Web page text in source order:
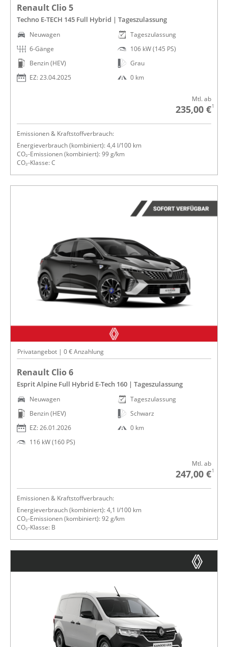
Renault Clio 5
Techno E-TECH 145 Full Hybrid | Tageszulassung
Neuwagen
6-Gänge
Benzin (HEV)
EZ: 23.04.2025
Tageszulassung
106 kW (145 PS)
Grau
0 km
Mtl. ab
235,00 €1
Emissionen & Kraftstoffverbrauch:
Energieverbrauch (kombiniert): 4,4 l/100 km
CO₂-Emissionen (kombiniert): 99 g/km
CO₂-Klasse: C
Privatangebot | 0 € Anzahlung
Renault Clio 6
Esprit Alpine Full Hybrid E-Tech 160 | Tageszulassung
Neuwagen
Benzin (HEV)
EZ: 26.01.2026
116 kW (160 PS)
Tageszulassung
Schwarz
0 km
Mtl. ab
247,00 €1
Emissionen & Kraftstoffverbrauch:
Energieverbrauch (kombiniert): 4,1 l/100 km
CO₂-Emissionen (kombiniert): 92 g/km
CO₂-Klasse: B